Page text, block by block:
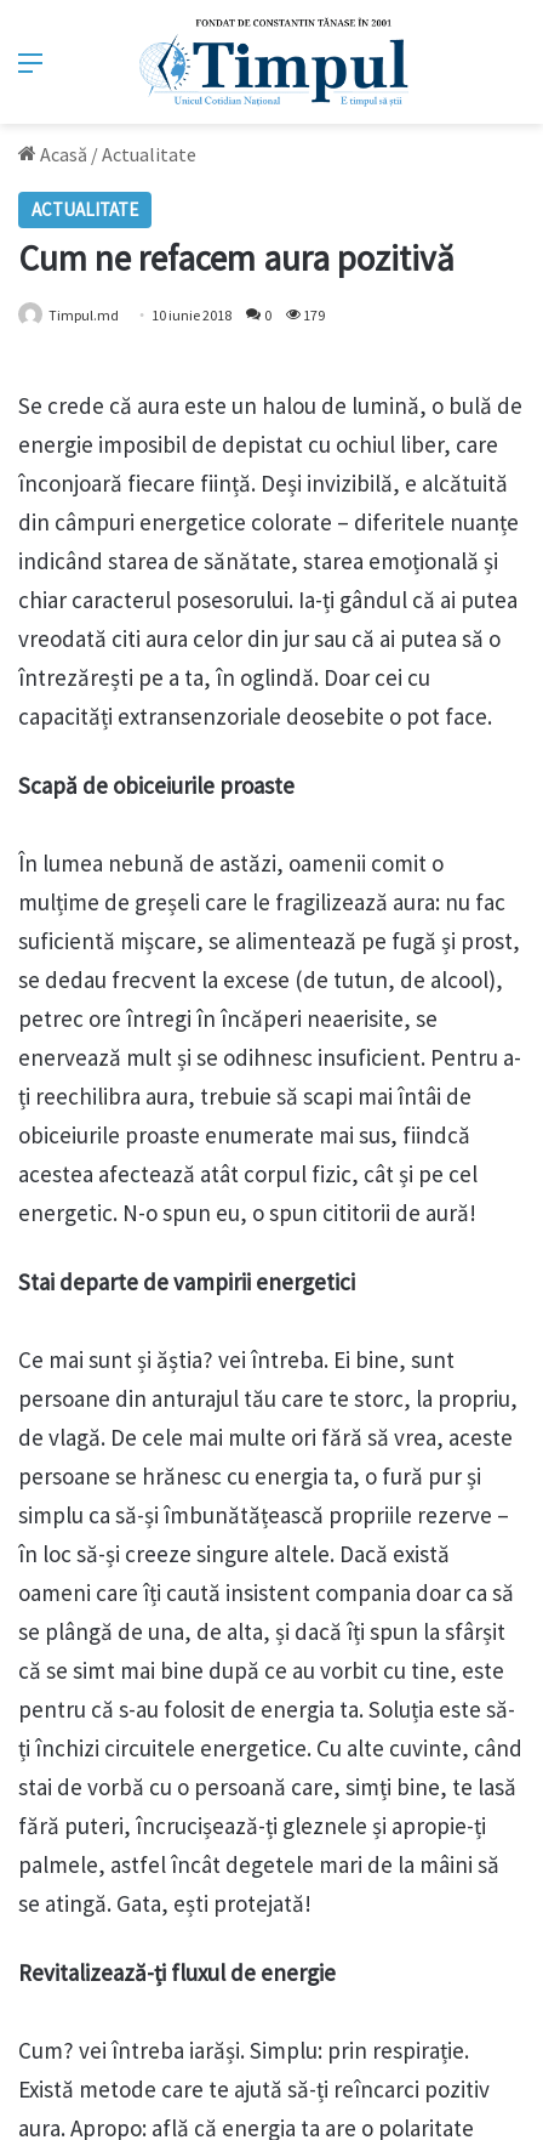
Meniu
Acasă /Actualitate
ACTUALITATE
Cum ne refacem aura pozitivă
Timpul.md 10 iunie 2018 0 179
Se crede că aura este un halou de lumină, o bulă de
energie imposibil de depistat cu ochiul liber, care
înconjoară fiecare ființă. Deși invizibilă, e alcătuită
din câmpuri energetice colorate – diferitele nuanțe
indicând starea de sănătate, starea emoțională și
chiar caracterul posesorului. Ia-ți gândul că ai putea
vreodată citi aura celor din jur sau că ai putea să o
întrezărești pe a ta, în oglindă. Doar cei cu
capacități extransenzoriale deosebite o pot face.
Scapă de obiceiurile proaste
În lumea nebună de astăzi, oamenii comit o
mulțime de greșeli care le fragilizează aura: nu fac
suficientă mișcare, se alimentează pe fugă și prost,
se dedau frecvent la excese (de tutun, de alcool),
petrec ore întregi în încăperi neaerisite, se
enervează mult și se odihnesc insuficient. Pentru a-
ți reechilibra aura, trebuie să scapi mai întâi de
obiceiurile proaste enumerate mai sus, fiindcă
acestea afectează atât corpul fizic, cât și pe cel
energetic. N-o spun eu, o spun cititorii de aură!
Stai departe de vampirii energetici
Ce mai sunt și ăștia? vei întreba. Ei bine, sunt
persoane din anturajul tău care te storc, la propriu,
de vlagă. De cele mai multe ori fără să vrea, aceste
persoane se hrănesc cu energia ta, o fură pur și
simplu ca să-și îmbunătățească propriile rezerve –
în loc să-și creeze singure altele. Dacă există
oameni care îți caută insistent compania doar ca să
se plângă de una, de alta, și dacă îți spun la sfârșit
că se simt mai bine după ce au vorbit cu tine, este
pentru că s-au folosit de energia ta. Soluția este să-
ți închizi circuitele energetice. Cu alte cuvinte, când
stai de vorbă cu o persoană care, simți bine, te lasă
fără puteri, încrucișează-ți gleznele și apropie-ți
palmele, astfel încât degetele mari de la mâini să
se atingă. Gata, ești protejată!
Revitalizează-ți fluxul de energie
Cum? vei întreba iarăși. Simplu: prin respirație.
Există metode care te ajută să-ți reîncarci pozitiv
aura. Apropo: află că energia ta are o polaritate